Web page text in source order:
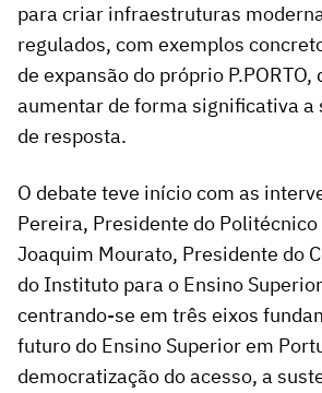
para criar infraestruturas
regulados, com exemplos
de expansão do próprio P.PORTO,
aumentar de forma significativa a
de resposta.
O debate teve início com as
Pereira, Presidente do Politécnico
Joaquim Mourato, Presidente do
do Instituto para o Ensino
centrando-se em três eixos
futuro do Ensino Superior em
democratização do acesso, a